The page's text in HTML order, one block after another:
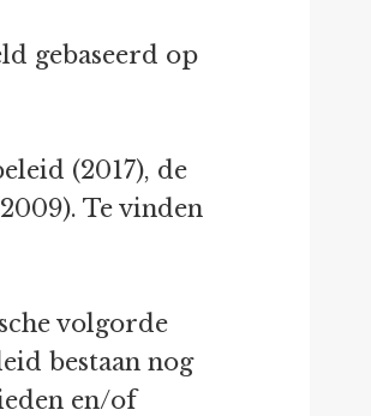
gebaseerd op
(2017), de
Te vinden
volgorde
bestaan nog
en/of